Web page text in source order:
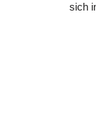
sich